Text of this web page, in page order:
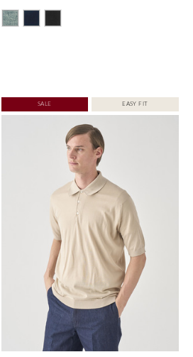
SALE EASY FIT